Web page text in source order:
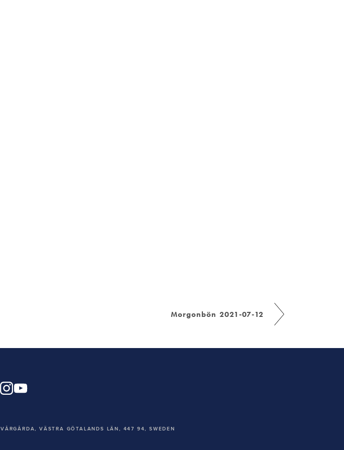
Morgonbön 2021-07-12
VÅRGÅRDA, VÄSTRA GÖTALANDS LÄN, 447 94, SWEDEN